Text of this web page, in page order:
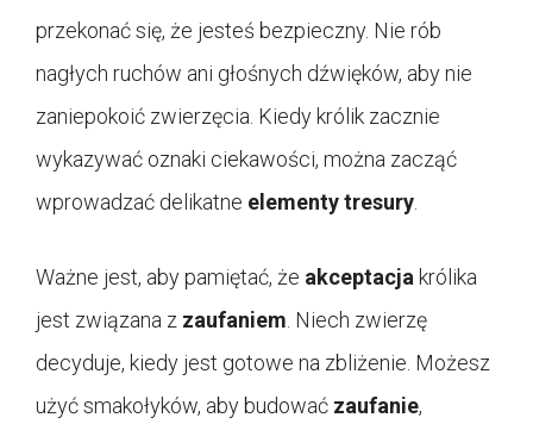
przekonać się, że jesteś bezpieczny. Nie rób
nagłych ruchów ani głośnych dźwięków, aby nie
zaniepokoić zwierzęcia. Kiedy królik zacznie
wykazywać oznaki ciekawości, można zacząć
wprowadzać delikatne elementy tresury
Ważne jest, aby pamiętać, że akceptacja królika
jest związana z zaufaniem . Niech zwierzę
decyduje, kiedy jest gotowe na zbliżenie. Możesz
użyć smakołyków, aby budować zaufanie,